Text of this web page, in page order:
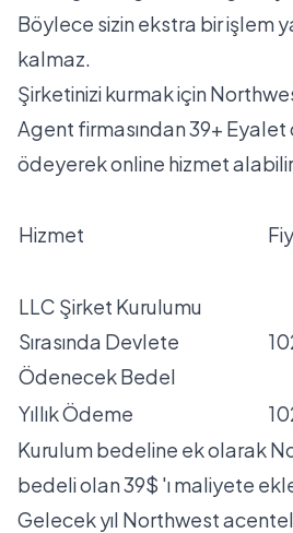
Böylece sizin ekstra bir işlem
kalmaz.
Şirketinizi kurmak için
Agent firmasından 39+
ödeyerek online hizmet
Hizmet
LLC Şirket Kurulumu
Sırasında Devlete
Ödenecek Bedel
Yıllık Ödeme
Kurulum bedeline ek olarak
bedeli olan 39$ 'ı maliyete
Gelecek yıl Northwest